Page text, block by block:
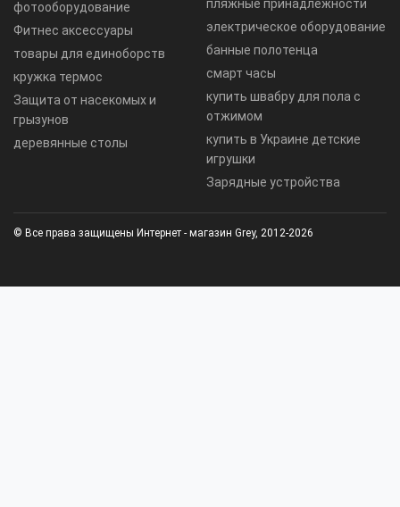
фотооборудование
Фитнес аксессуары
товары для единоборств
кружка термос
Защита от насекомых и
грызунов
деревянные столы
пляжные принадлежности
электрическое оборудование
банные полотенца
смарт часы
купить швабру для пола с
отжимом
купить в Украине детские
игрушки
Зарядные устройства
© Все права защищены Интернет - магазин Grey, 2012-2026